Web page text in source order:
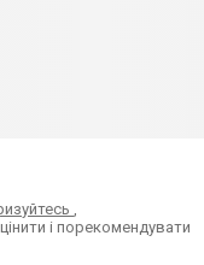
,
і порекомендувати